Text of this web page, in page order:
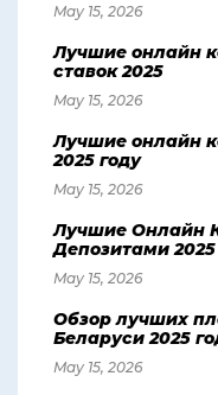
May 15, 2026
Лучшие онлайн
ставок 2025
May 15, 2026
Лучшие онлайн
2025 году
May 15, 2026
Лучшие Онлайн
Депозитами 2025
May 15, 2026
Обзор лучших
Беларуси 2025
May 15, 2026